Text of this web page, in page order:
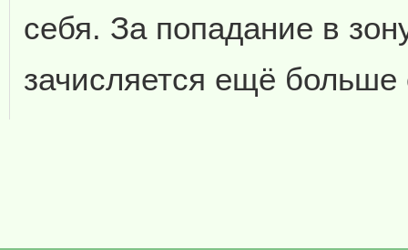
себя. За попадание в
зачисляется ещё больше